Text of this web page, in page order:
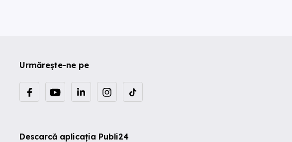
Urmărește-ne pe
Descarcă aplicația Publi24